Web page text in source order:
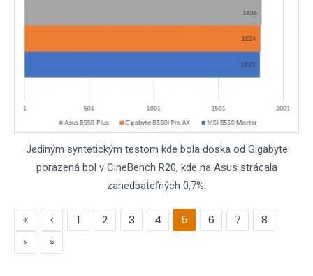
Jediným syntetickým testom kde bola doska od Gigabyte
porazená bol v CineBench R20, kde na Asus strácala
zanedbateľných 0,7%.
1 2 3 4 5 6 7 8